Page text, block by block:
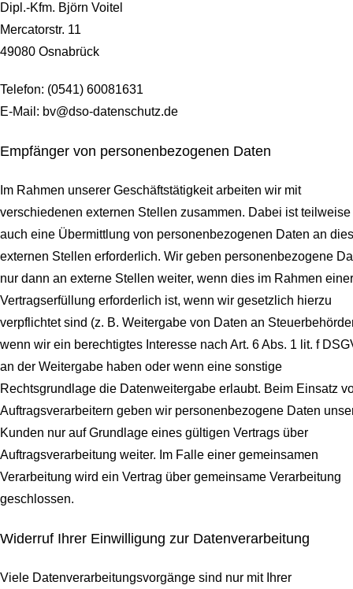
Dipl.-Kfm. Björn Voitel
Mercatorstr. 11
49080 Osnabrück
Telefon: (0541) 60081631
E-Mail: bv@dso-datenschutz.de
Empfänger von personenbezogenen Daten
Im Rahmen unserer Geschäftstätigkeit arbeiten wir mit
verschiedenen externen Stellen zusammen. Dabei ist teilweise
auch eine Übermittlung von personenbezogenen Daten an
externen Stellen erforderlich. Wir geben personenbezogene
nur dann an externe Stellen weiter, wenn dies im Rahmen einer
Vertragserfüllung erforderlich ist, wenn wir gesetzlich hierzu
verpflichtet sind (z. B. Weitergabe von Daten an
wenn wir ein berechtigtes Interesse nach Art. 6 Abs. 1 lit. f
an der Weitergabe haben oder wenn eine sonstige
Rechtsgrundlage die Datenweitergabe erlaubt. Beim Einsatz
Auftragsverarbeitern geben wir personenbezogene Daten
Kunden nur auf Grundlage eines gültigen Vertrags über
Auftragsverarbeitung weiter. Im Falle einer gemeinsamen
Verarbeitung wird ein Vertrag über gemeinsame Verarbeitung
geschlossen.
Widerruf Ihrer Einwilligung zur Datenverarbeitung
Viele Datenverarbeitungsvorgänge sind nur mit Ihrer